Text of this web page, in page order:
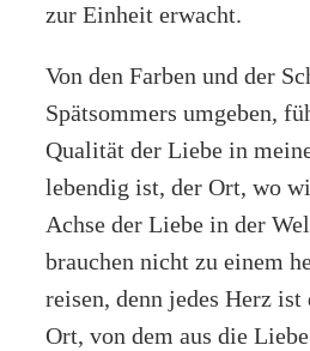
zur Einheit erwacht.
Von den Farben und der
Spätsommers umgeben,
Qualität der Liebe in
lebendig ist, der Ort, wo
Achse der Liebe in der
brauchen nicht zu einem
reisen, denn jedes Herz
Ort, von dem aus die